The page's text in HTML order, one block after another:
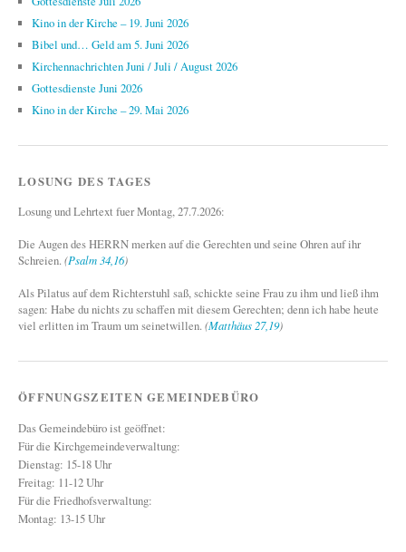
Kino in der Kirche – 19. Juni 2026
Bibel und… Geld am 5. Juni 2026
Kirchennachrichten Juni / Juli / August 2026
Gottesdienste Juni 2026
Kino in der Kirche – 29. Mai 2026
LOSUNG DES TAGES
Losung und Lehrtext fuer Montag, 27.7.2026:
Die Augen des HERRN merken auf die Gerechten und seine Ohren auf ihr
Schreien.(Psalm 34,16)
Als Pilatus auf dem Richterstuhl saß, schickte seine Frau zu ihm und ließ ihm
sagen: Habe du nichts zu schaffen mit diesem Gerechten; denn ich habe heute
viel erlitten im Traum um seinetwillen.(Matthäus 27,19)
ÖFFNUNGSZEITEN GEMEINDEBÜRO
Das Gemeindebüro ist geöffnet:
Für die Kirchgemeindeverwaltung:
Dienstag: 15-18 Uhr
Freitag: 11-12 Uhr
Für die Friedhofsverwaltung:
Montag: 13-15 Uhr